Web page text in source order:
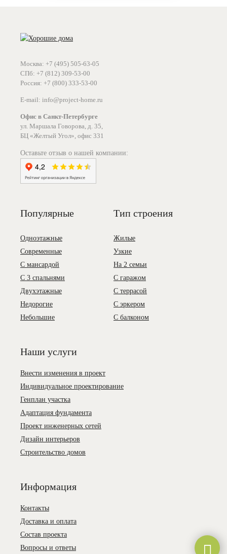
Москва: +7 (495) 505-63-05
СПб: +7 (812) 309-53-00
Россия: +7 (800) 333-53-00
E-mail: info@project-home.ru
Офис в Санкт-Петербурге
ул. Маршала Говорова, д. 35,
БЦ «Желтый Угол», офис 331
Оставьте отзыв о нашей компании:
Популярные Тип строения
Одноэтажные
Современные
С мансардой
С 3 спальнями
Двухэтажные
Недорогие
Небольшие
Жилые
Узкие
На 2 семьи
С гаражом
С террасой
С эркером
С балконом
Наши услуги
Внести изменения в проект
Индивидуальное проектирование
Генплан участка
Адаптация фундамента
Проект инженерных сетей
Дизайн интерьеров
Строительство домов
Информация
Контакты
Доставка и оплата
Состав проекта
Вопросы и ответы